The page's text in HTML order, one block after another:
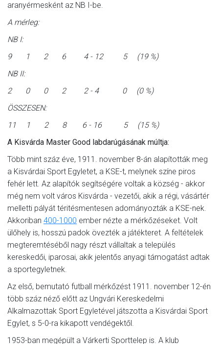
aranyérmesként az NB I-be.
A mérleg:
NB I:
9 1 2 6 4 - 12 5 (19 %)
NB II:
2 0 0 2 2 - 4 0 (0 %)
ÖSSZESEN:
11 1 2 8 6 - 16 5 (15 %)
A Kisvárda Master Good labdarúgásának múltja:
Több mint száz éve, 1911. november 8-án alapították meg
a Kisvárdai Sport Egyletet, a KSE-t, melynek színe piros
fehér lett. Az alapítók segítségére voltak a község - akkor
még nem volt város Kisvárda - vezetői, akik a régi, vásártér
melletti pályát téritésmentesen adományozták a KSE-nek.
Akkoriban 400-1000 ember nézte a mérkőzéseket. Volt
ülőhely is, hosszú padok övezték a játékteret. A feltételek
megteremtéséből nagy részt vállaltak a település
kereskedői, iparosai, akik jelentős anyagi támogatást adtak
a sportegyletnek.
Az első, bemutató futball mérkőzést 1911. november 12-én
több száz néző előtt az Ungvári Kereskedelmi
Alkalmazottak Sport Egyletével játszotta a Kisvárdai Sport
Egylet, s 5-0-ra kikapott vendégektől.
1953-ban megépült a Várkerti Sporttelep is. A klub